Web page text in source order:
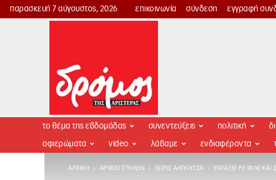
παρασκευή 7 αύγουστος, 2026 επικοινωνία σύνδεση εγγραφή
Δρόμος
το θέμα της εβδομάδας συνεντεύξεις πολιτική
αφιερώματα video λάβαμε ενδιαφέροντα
ΑΡΧΙΚΉ ΑΡΧΕΊΟ ΣΤΗΛΏΝ ΧΩΡΊΣ ΑΛΠΟΎΤΖΑ ΕΝΤΆΞΕΙ ΡΕ ΦΊΛΕ ΚΑΙ